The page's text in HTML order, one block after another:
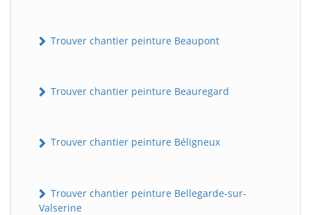
Trouver chantier peinture Beaupont
Trouver chantier peinture Beauregard
Trouver chantier peinture Béligneux
Trouver chantier peinture Bellegarde-sur-
Valserine